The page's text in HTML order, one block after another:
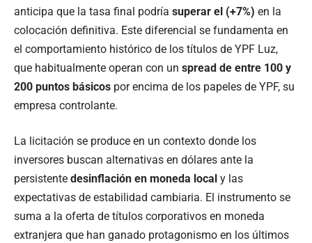
anticipa que la tasa final podría superar el (+7%) en la
colocación definitiva. Este diferencial se fundamenta en
el comportamiento histórico de los títulos de YPF Luz,
que habitualmente operan con un spread de entre 100 y
200 puntos básicos por encima de los papeles de YPF, su
empresa controlante.
La licitación se produce en un contexto donde los
inversores buscan alternativas en dólares ante la
persistente desinflación en moneda local y las
expectativas de estabilidad cambiaria. El instrumento se
suma a la oferta de títulos corporativos en moneda
extranjera que han ganado protagonismo en los últimos